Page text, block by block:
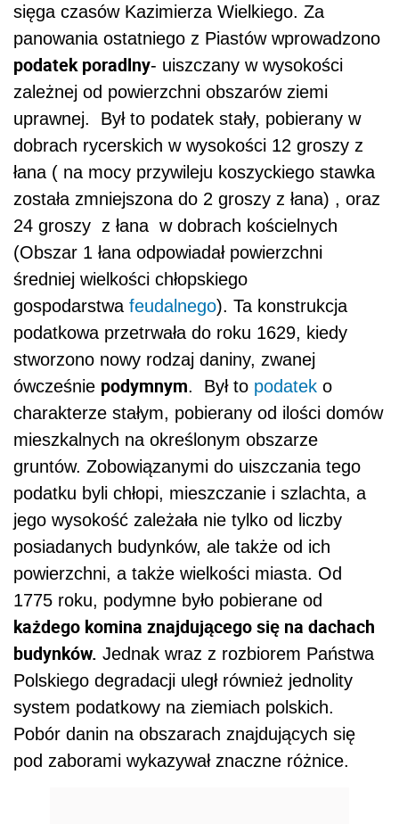
sięga czasów Kazimierza Wielkiego. Za
panowania ostatniego z Piastów wprowadzono
podatek poradlny- uiszczany w wysokości
zależnej od powierzchni obszarów ziemi
uprawnej. Był to podatek stały, pobierany w
dobrach rycerskich w wysokości 12 groszy z
łana ( na mocy przywileju koszyckiego stawka
została zmniejszona do 2 groszy z łana) , oraz
24 groszy z łana w dobrach kościelnych
(Obszar 1 łana odpowiadał powierzchni
średniej wielkości chłopskiego
gospodarstwa feudalnego). Ta konstrukcja
podatkowa przetrwała do roku 1629, kiedy
stworzono nowy rodzaj daniny, zwanej
ówcześnie podymnym. Był to podatek o
charakterze stałym, pobierany od ilości domów
mieszkalnych na określonym obszarze
gruntów. Zobowiązanymi do uiszczania tego
podatku byli chłopi, mieszczanie i szlachta, a
jego wysokość zależała nie tylko od liczby
posiadanych budynków, ale także od ich
powierzchni, a także wielkości miasta. Od
1775 roku, podymne było pobierane od
każdego komina znajdującego się na dachach
budynków. Jednak wraz z rozbiorem Państwa
Polskiego degradacji uległ również jednolity
system podatkowy na ziemiach polskich.
Pobór danin na obszarach znajdujących się
pod zaborami wykazywał znaczne różnice.